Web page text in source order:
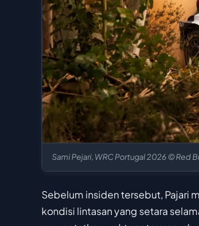
Sami Pejari, WRC Portugal 2026 © Red
Sebelum insiden tersebut, Pajari
kondisi lintasan yang setara